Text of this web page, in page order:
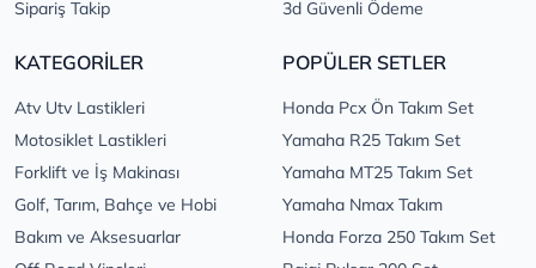
Sipariş Takip
3d Güvenli Ödeme
KATEGORİLER
Atv Utv Lastikleri
Motosiklet Lastikleri
Forklift ve İş Makinası
Golf, Tarım, Bahçe ve Hobi
Bakım ve Aksesuarlar
POPÜLER SETLER
Honda Pcx Ön Takım Set
Yamaha R25 Takım Set
Yamaha MT25 Takım Set
Yamaha Nmax Takım
Honda Forza 250 Takım Set